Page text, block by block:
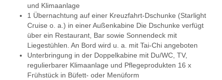
und Klimaanlage
1 Übernachtung auf einer Kreuzfahrt-Dschunke (Starlight
Cruise o. a.) in einer Außenkabine Die Dschunke verfügt
über ein Restaurant, Bar sowie Sonnendeck mit
Liegestühlen. An Bord wird u. a. mit Tai-Chi angeboten
Unterbringung in der Doppelkabine mit Du/WC, TV,
regulierbarer Klimaanlage und Pflegeprodukten 16 x
Frühstück in Büfett- oder Menüform